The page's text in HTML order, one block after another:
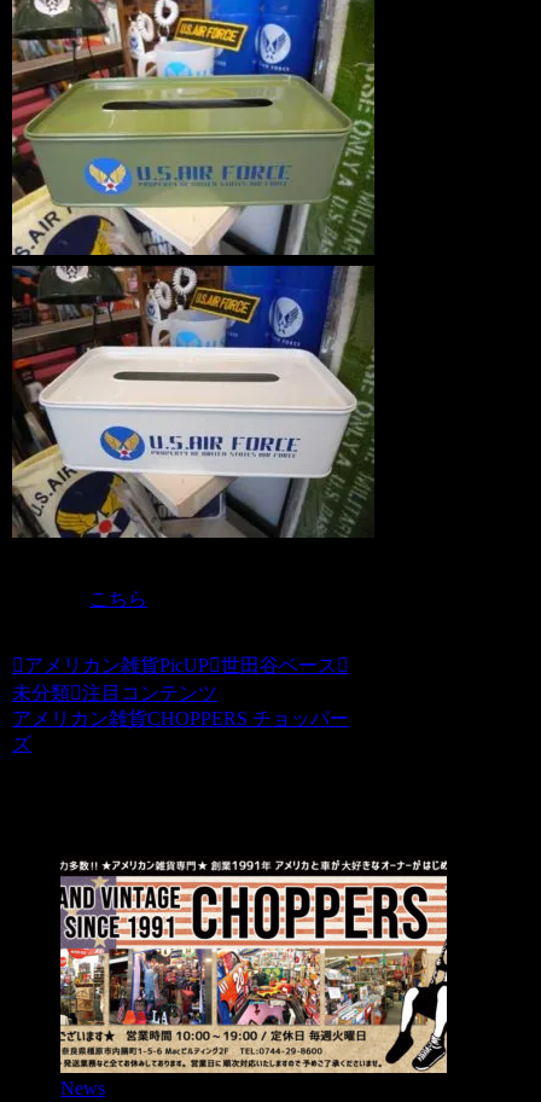
こちら
アメリカン雑貨PicUP 世田谷ベース
未分類 注目コンテンツ
アメリカン雑貨CHOPPERS チョッパー
ズ
News